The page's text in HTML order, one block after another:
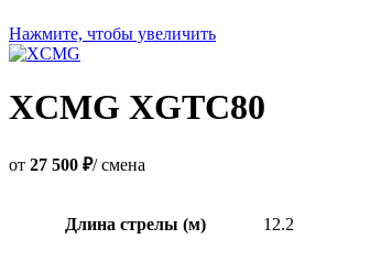
Нажмите, чтобы увеличить
XCMG XGTC80
от 27 500 ₽/ смена
Длина стрелы (м) 12.2